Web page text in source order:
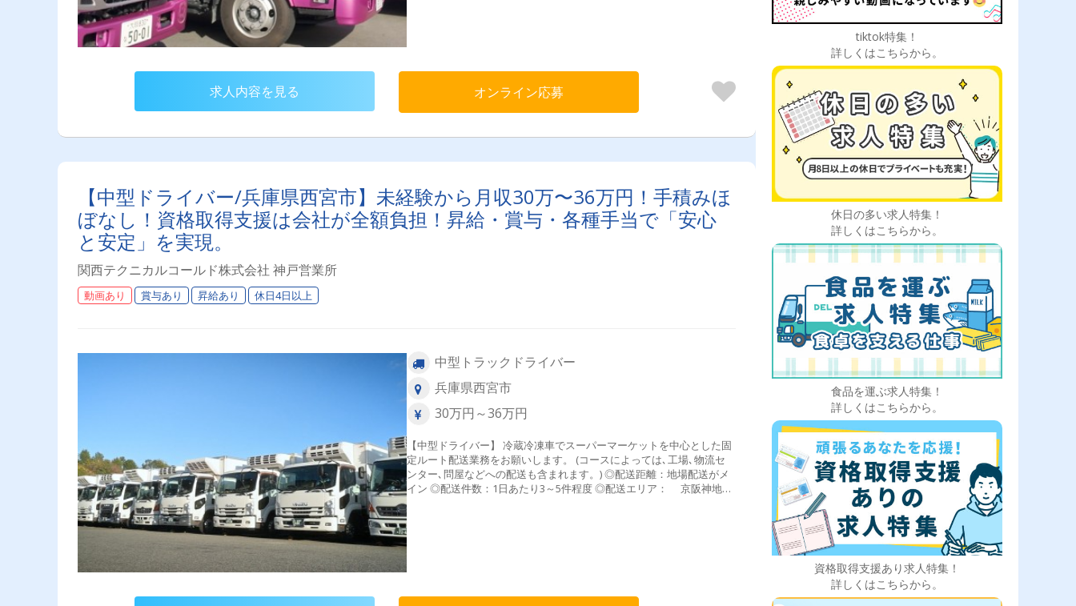
た！
求人内容を見る オンライン応募
【中型ドライバー/兵庫県西宮市】未経験から月収30万〜36万円！手積みほ
ぼなし！資格取得支援は会社が全額負担！昇給・賞与・各種手当で「安心
と安定」を実現。
関西テクニカルコールド株式会社 神戸営業所
動画あり 賞与あり 昇給あり 休日4日以上
中型トラックドライバー
兵庫県西宮市
30万円～36万円
【中型ドライバー】 冷蔵冷凍車でスーパーマーケットを中心とした固
定ルート配送業務をお願いします。 (コースによっては､工場､物流セ
ンター､問屋などへの配送も含まれます。) ◎配送距離：地場配送がメ
イン ◎配送件数：1日あたり3～5件程度 ◎配送エリア： 京阪神地区
が中心 大阪(北摂・泉州方面)､京都・神戸方面など その他多数の方
面あり ◎取り扱い荷物： 冷凍品､チルド食品 ◎荷役方法 カゴ台車に
よる積み下ろしのみ
tiktok特集！
詳しくはこちらから。
休日の多い求人特集！
詳しくはこちらから。
食品を運ぶ求人特集！
詳しくはこちらから。
資格取得支援あり求人特集！
詳しくはこちらから。